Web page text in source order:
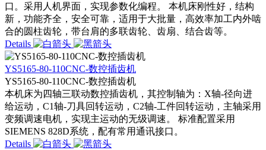
口。采用人机界面，实现参数化编程。 本机床刚性好，结构
新，功能齐全，安全可靠，适用于大批量，高效率加工内外啮
合的圆柱齿轮，带台肩的多联齿轮、齿扇、结合齿等。
Details
YS5165-80-110CNC-数控插齿机
YS5165-80-110CNC-数控插齿机
本机床为四轴三联动数控插齿机，其控制轴为：X轴-径向进
给运动，C1轴-刀具回转运动，C2轴-工件回转运动，主轴采用
变频调速电机，实现主运动的无级调速。 标准配置采用
SIEMENS 828D系统，配有常用通讯接口。
Details